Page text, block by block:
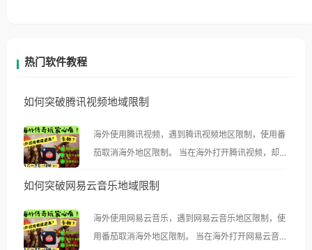
热门软件教程
如何突破腾讯视频地域限制
海外使用腾讯视频，遇到腾讯视频地区限制，使用番
茄取消海外地区限制。 当在海外打开腾讯视频，却突
示语。 海外用户如香港、澳门、台湾、美国、加拿
像其他音乐平台一样，出现地区及版权限制问题，且
仅能在中国大陆地区播放。 遇到这个问题的朋友们，
如何突破网易云音乐地域限制
海外使用网易云音乐，遇到网易云音乐地区限制，使
用番茄取消海外地区限制。 当在海外打开网易云音